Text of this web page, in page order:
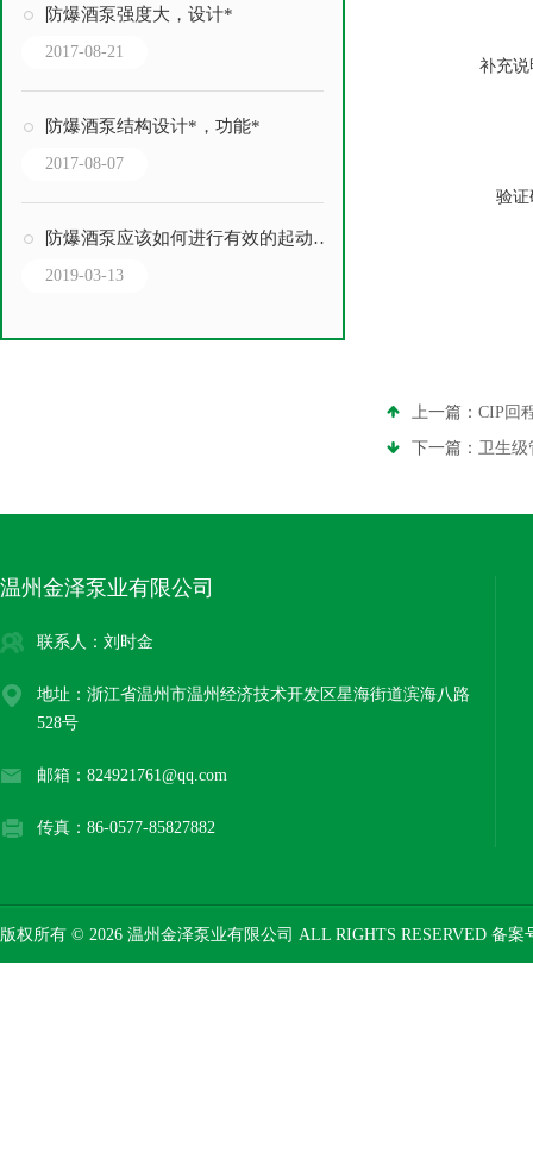
防爆酒泵强度大，设计*
2017-08-21
防爆酒泵结构设计*，功能*
2017-08-07
防爆酒泵应该如何进行有效的起动及操作？
2019-03-13
补充说
验证
上一篇： CIP回
下一篇： 卫生级
温州金泽泵业有限公司
联系人：刘时金
地址：浙江省温州市温州经济技术开发区星海街道滨海八路
528号
邮箱：824921761@qq.com
传真：86-0577-85827882
版权所有 © 2026 温州金泽泵业有限公司 ALL RIGHTS RESERVED 备案